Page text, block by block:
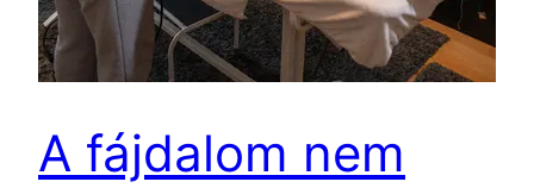
A fájdalom nem